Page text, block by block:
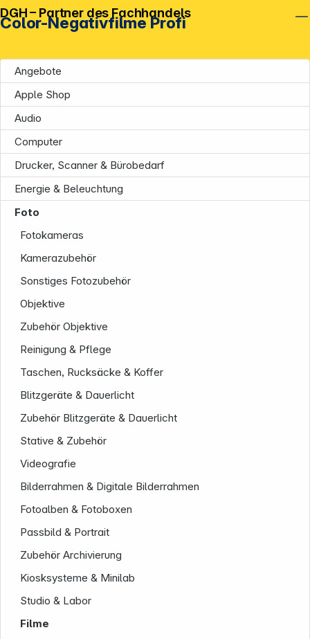
Color-Negativfilme Profi
Angebote
Apple Shop
Audio
Computer
Drucker, Scanner & Bürobedarf
Energie & Beleuchtung
Foto
Fotokameras
Kamerazubehör
Sonstiges Fotozubehör
Objektive
Zubehör Objektive
Reinigung & Pflege
Taschen, Rucksäcke & Koffer
Blitzgeräte & Dauerlicht
Zubehör Blitzgeräte & Dauerlicht
Stative & Zubehör
Videografie
Bilderrahmen & Digitale Bilderrahmen
Fotoalben & Fotoboxen
Passbild & Portrait
Zubehör Archivierung
Kiosksysteme & Minilab
Studio & Labor
Filme
DGH – Partner des Fachhandels
Unternehmen
Informationen